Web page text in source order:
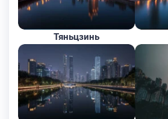
Тяньцзинь